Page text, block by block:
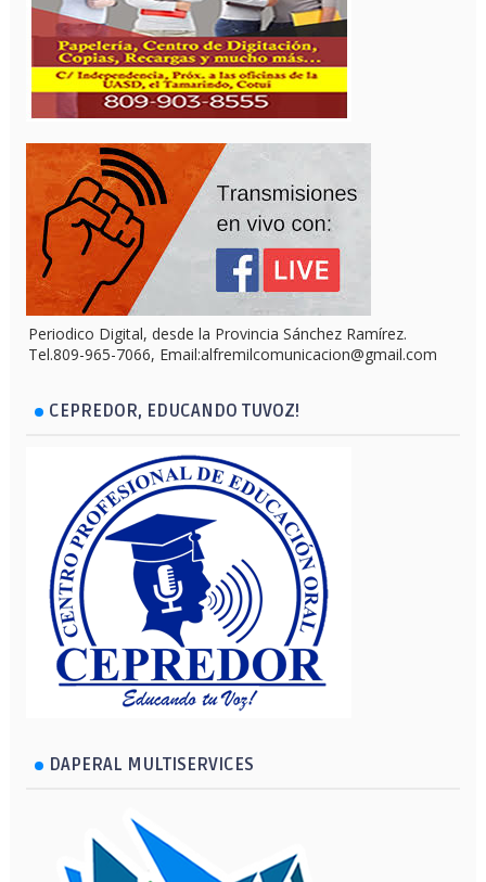
Periodico Digital, desde la Provincia Sánchez Ramírez.
Tel.809-965-7066, Email:alfremilcomunicacion@gmail.com
CEPREDOR, EDUCANDO TUVOZ!
DAPERAL MULTISERVICES